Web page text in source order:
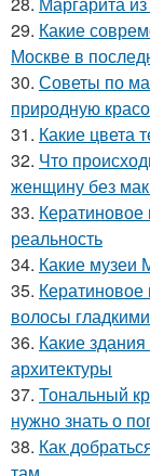
29. Какие
Москве в
30. Советы по
природную
31. Какие цвета
32. Что
женщину без
33.
реальность
34. Какие музеи
35.
волосы
36. Какие
архитектуры
37. Тональный
нужно знать о
38. Как